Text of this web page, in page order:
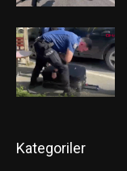
Kategoriler